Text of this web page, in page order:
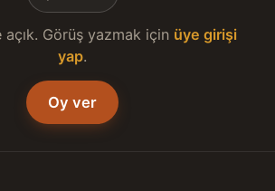
açık. Görüş yazmak için üye girişi
yap.
Oy ver